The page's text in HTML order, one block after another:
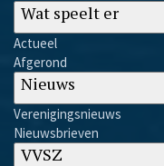
Wat speelt er
Actueel
Afgerond
Nieuws
Verenigingsnieuws
Nieuwsbrieven
VVSZ